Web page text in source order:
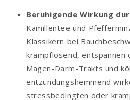
Beruhigende Wirkung
Kamillentee und
Klassikern bei
krampflösend, entspannen
Magen-Darm-Trakts und
entzündungshemmend
stressbedingten oder